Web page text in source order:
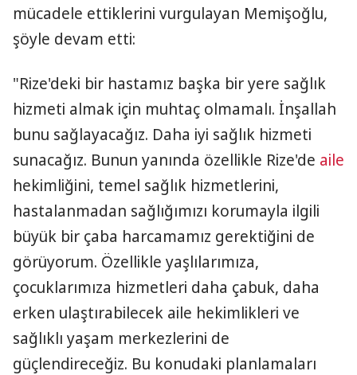
mücadele ettiklerini vurgulayan Memişoğlu,
şöyle devam etti:
"Rize'deki bir hastamız başka bir yere sağlık
hizmeti almak için muhtaç olmamalı. İnşallah
bunu sağlayacağız. Daha iyi sağlık hizmeti
sunacağız. Bunun yanında özellikle Rize'de aile
hekimliğini, temel sağlık hizmetlerini,
hastalanmadan sağlığımızı korumayla ilgili
büyük bir çaba harcamamız gerektiğini de
görüyorum. Özellikle yaşlılarımıza,
çocuklarımıza hizmetleri daha çabuk, daha
erken ulaştırabilecek aile hekimlikleri ve
sağlıklı yaşam merkezlerini de
güçlendireceğiz. Bu konudaki planlamaları